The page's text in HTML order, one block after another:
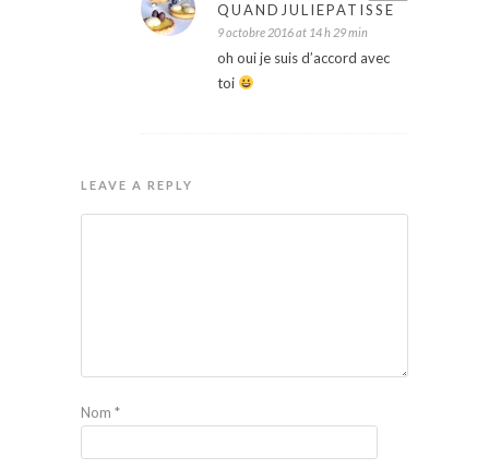
QUANDJULIEPATISSE
9 octobre 2016 at 14 h 29 min
oh oui je suis d’accord avec
toi
LEAVE A REPLY
Nom *